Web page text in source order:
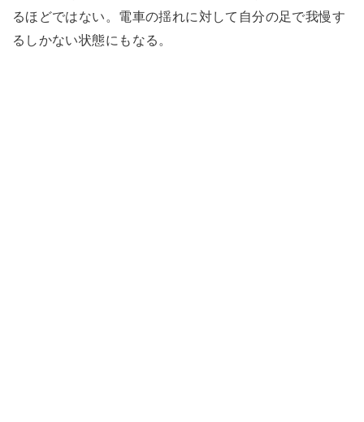
るほどではない。電車の揺れに対して自分の足で我慢す
るしかない状態にもなる。